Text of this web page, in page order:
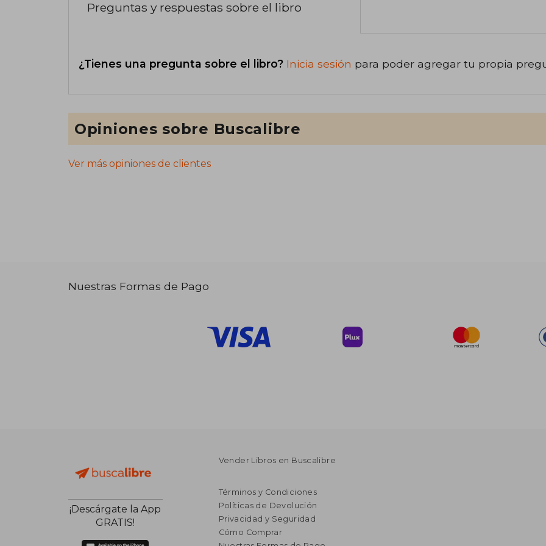
Preguntas y respuestas sobre el libro
¿Tienes una pregunta sobre el libro? Inicia sesión para poder agregar tu propia
Opiniones sobre Buscalibre
Ver más opiniones de clientes
Nuestras Formas de Pago
¡Descárgate la App
GRATIS!
Vender Libros en Buscalibre
Términos y Condiciones
Políticas de Devolución
Privacidad y Seguridad
Cómo Comprar